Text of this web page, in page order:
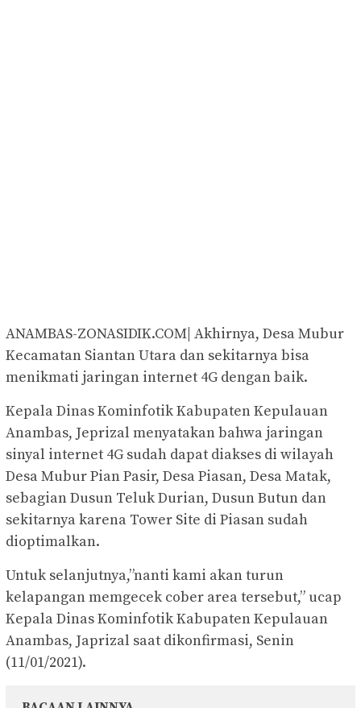
ANAMBAS-ZONASIDIK.COM| Akhirnya, Desa Mubur
Kecamatan Siantan Utara dan sekitarnya bisa
menikmati jaringan internet 4G dengan baik.
Kepala Dinas Kominfotik Kabupaten Kepulauan
Anambas, Jeprizal menyatakan bahwa jaringan
sinyal internet 4G sudah dapat diakses di wilayah
Desa Mubur Pian Pasir, Desa Piasan, Desa Matak,
sebagian Dusun Teluk Durian, Dusun Butun dan
sekitarnya karena Tower Site di Piasan sudah
dioptimalkan.
Untuk selanjutnya,”nanti kami akan turun
kelapangan memgecek cober area tersebut,” ucap
Kepala Dinas Kominfotik Kabupaten Kepulauan
Anambas, Japrizal saat dikonfirmasi, Senin
(11/01/2021).